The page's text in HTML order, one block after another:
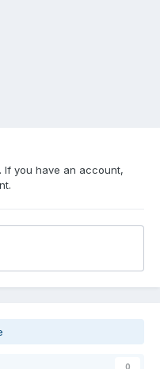
If you have an account,
0